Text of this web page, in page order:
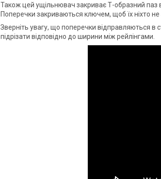
Також цей ущільнювач закриває Т-образний паз
Поперечки закриваються ключем, щоб їх ніхто не
Зверніть увагу, що поперечки відправляються в
підрізати відповідно до ширини між рейлінгами.